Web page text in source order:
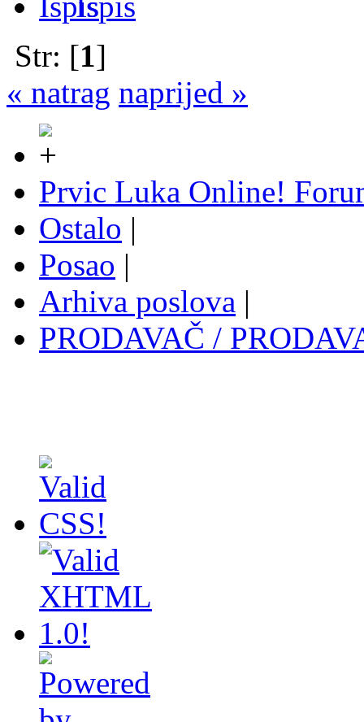
Str: [1]
« natrag naprijed »
Prvic Luka Online!
Ostalo |
Posao |
Arhiva poslova |
PRODAVAČ /